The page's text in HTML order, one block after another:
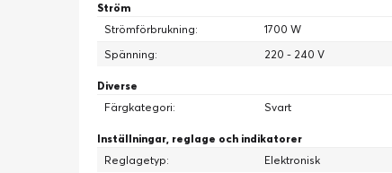
Ström
Strömförbrukning:
1700 W
Spänning:
220 - 240 V
Diverse
Färgkategori:
Svart
Inställningar, reglage och indikatorer
Reglagetyp:
Elektronisk